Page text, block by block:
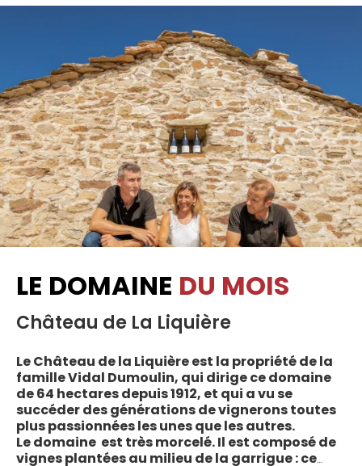
LE DOMAINE DU MOIS
Château de La Liquière
Le Château de la Liquière est la propriété de la
famille Vidal Dumoulin, qui dirige ce domaine
de 64 hectares depuis 1912, et qui a vu se
succéder des générations de vignerons toutes
plus passionnées les unes que les autres.
Le domaine est très morcelé. Il est composé de
vignes plantées au milieu de la garrigue : ce